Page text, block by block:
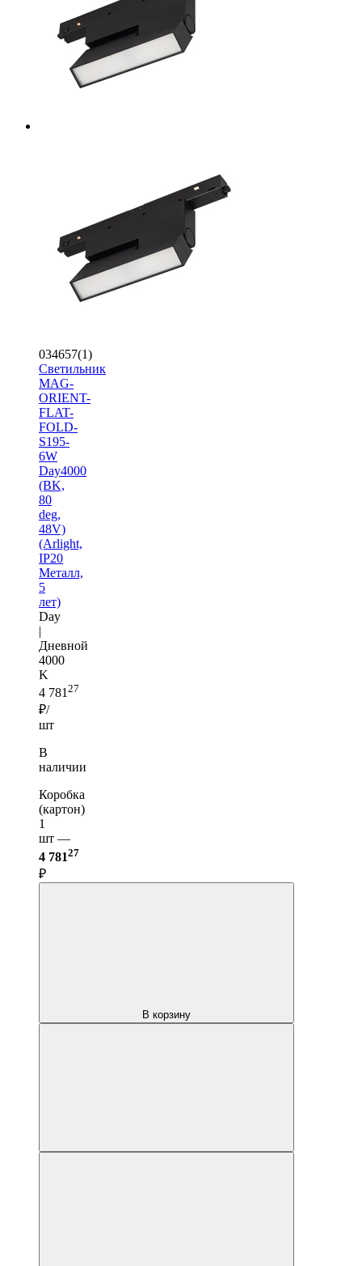
034657(1)
Светильник
MAG-
ORIENT-
FLAT-
FOLD-
S195-
6W
Day4000
(BK,
80
deg,
48V)
(Arlight,
IP20
Металл,
5
лет)
Day
|
Дневной
4000
K
4 781 27
₽/
шт
В
наличии
Коробка
(картон)
1
шт —
4 78127
₽
В корзину